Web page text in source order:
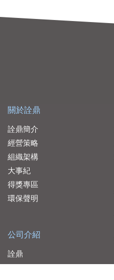
關於詮鼎
詮鼎簡介
經營策略
組織架構
大事紀
得獎專區
環保聲明
公司介紹
詮鼎